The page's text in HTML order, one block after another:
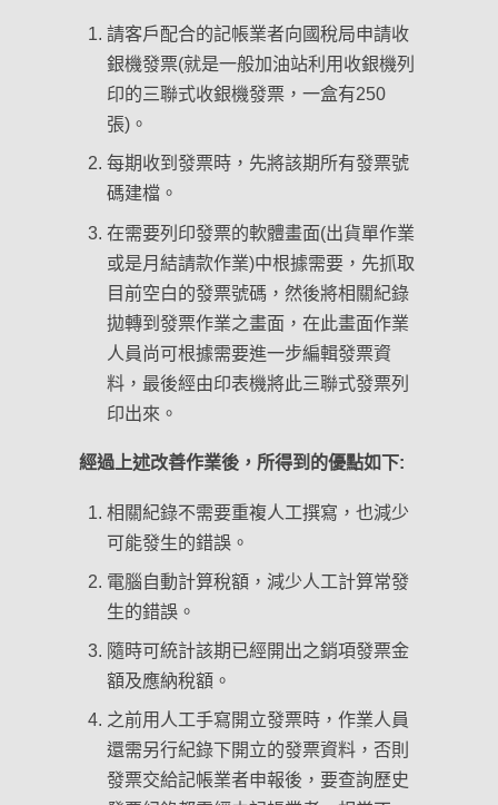
請客戶配合的記帳業者向國稅局申請收
銀機發票(就是一般加油站利用收銀機列
印的三聯式收銀機發票，一盒有250
張)。
每期收到發票時，先將該期所有發票號
碼建檔。
在需要列印發票的軟體畫面(出貨單作業
或是月結請款作業)中根據需要，先抓取
目前空白的發票號碼，然後將相關紀錄
拋轉到發票作業之畫面，在此畫面作業
人員尚可根據需要進一步編輯發票資
料，最後經由印表機將此三聯式發票列
印出來。
經過上述改善作業後，所得到的優點如下:
相關紀錄不需要重複人工撰寫，也減少
可能發生的錯誤。
電腦自動計算稅額，減少人工計算常發
生的錯誤。
隨時可統計該期已經開出之銷項發票金
額及應納稅額。
之前用人工手寫開立發票時，作業人員
還需另行紀錄下開立的發票資料，否則
發票交給記帳業者申報後，要查詢歷史